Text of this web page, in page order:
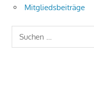
Mitgliedsbeiträge
Suchen
nach: